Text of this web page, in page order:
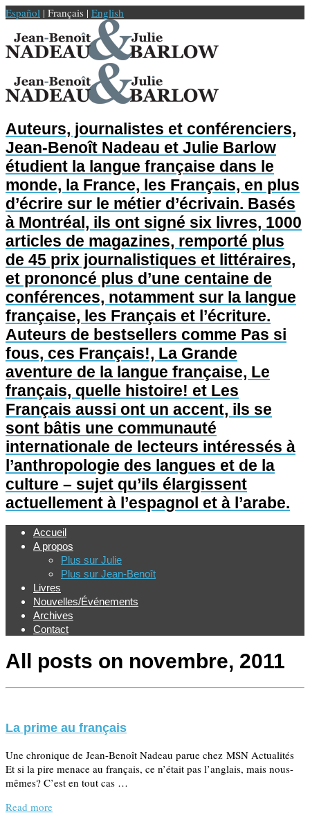
Español | Français | English
Auteurs, journalistes et conférenciers,
Jean-Benoît Nadeau et Julie Barlow
étudient la langue française dans le
monde, la France, les Français, en plus
d’écrire sur le métier d’écrivain. Basés
à Montréal, ils ont signé six livres, 1000
articles de magazines, remporté plus
de 45 prix journalistiques et littéraires,
et prononcé plus d’une centaine de
conférences, notamment sur la langue
française, les Français et l’écriture.
Auteurs de bestsellers comme Pas si
fous, ces Français!, La Grande
aventure de la langue française, Le
français, quelle histoire! et Les
Français aussi ont un accent, ils se
sont bâtis une communauté
internationale de lecteurs intéressés à
l’anthropologie des langues et de la
culture – sujet qu’ils élargissent
actuellement à l’espagnol et à l’arabe.
Accueil
A propos
Plus sur Julie
Plus sur Jean-Benoît
Livres
Nouvelles/Événements
Archives
Contact
All posts on novembre, 2011
La prime au français
Une chronique de Jean-Benoît Nadeau parue chez MSN Actualités
Et si la pire menace au français, ce n’était pas l’anglais, mais nous-
mêmes? C’est en tout cas …
Read more